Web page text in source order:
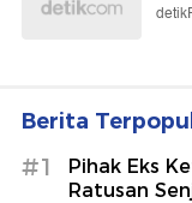
Berita
#1
Pihak Eks
Ratusan